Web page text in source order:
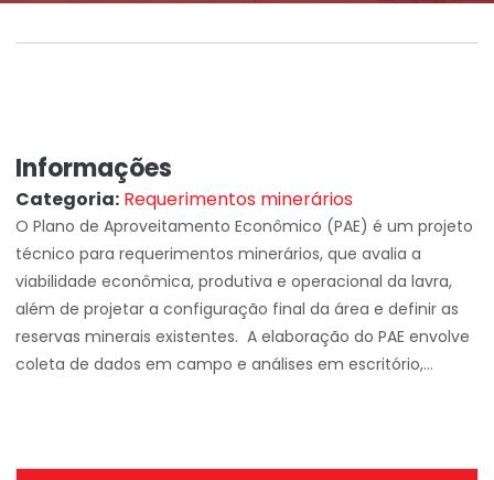
Informações
Categoria: Requerimentos minerários
O Plano de Aproveitamento Econômico (PAE) é um projeto
técnico para requerimentos minerários, que avalia a
viabilidade econômica, produtiva e operacional da lavra,
além de projetar a configuração final da área e definir as
reservas minerais existentes. A elaboração do PAE envolve
coleta de dados em campo e análises em escritório,...